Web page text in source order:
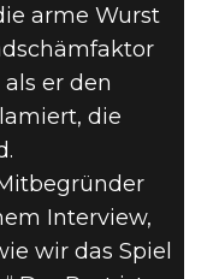
arme Wurst
er den
die
Interview,
wir das Spiel